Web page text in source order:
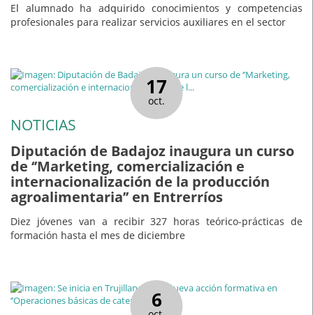
El alumnado ha adquirido conocimientos y competencias
profesionales para realizar servicios auxiliares en el sector
17
oct.
NOTICIAS
Diputación de Badajoz inaugura un curso
de ‘’Marketing, comercialización e
internacionalización de la producción
agroalimentaria’’ en Entrerríos
Diez jóvenes van a recibir 327 horas teórico-prácticas de
formación hasta el mes de diciembre
6